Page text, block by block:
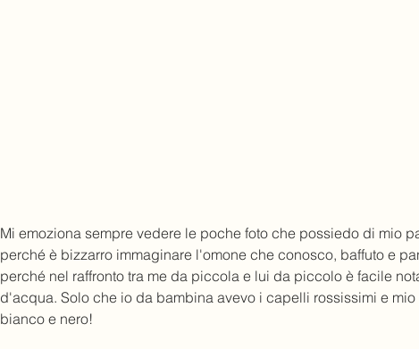
Mi emoziona sempre vedere le poche foto che possiedo di mio
perché è bizzarro immaginare l'omone che conosco, baffuto e
perché nel raffronto tra me da piccola e lui da piccolo è facile
d'acqua. Solo che io da bambina avevo i capelli rossissimi e
bianco e nero!